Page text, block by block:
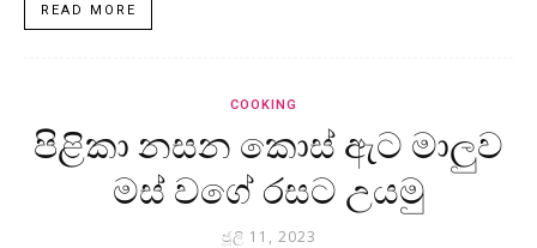
READ MORE
COOKING
පිළිකා නසන කොස් ඇට මාලුව
මස් වගේ රසට උයමු
ජූලි 11, 2023